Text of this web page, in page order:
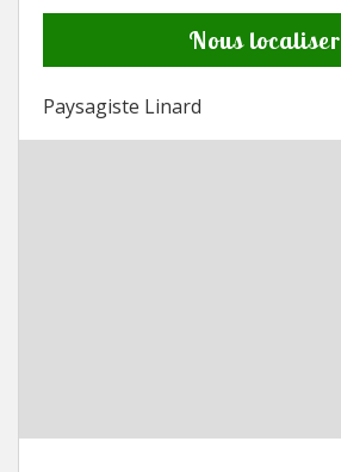
Nous localiser
Paysagiste Linard